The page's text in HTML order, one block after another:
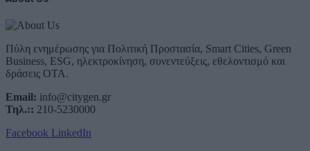
Πύλη ενημέρωσης για Πολιτική Προστασία, Smart Cities, Green
Business, ESG, ηλεκτροκίνηση, συνεντεύξεις, εθελοντισμό και
δράσεις ΟΤΑ.
Email: info@citygen.gr
Τηλ.:: 210-5230000
Facebook LinkedIn